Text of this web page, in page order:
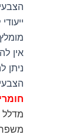
אין
ניתן
מדלל